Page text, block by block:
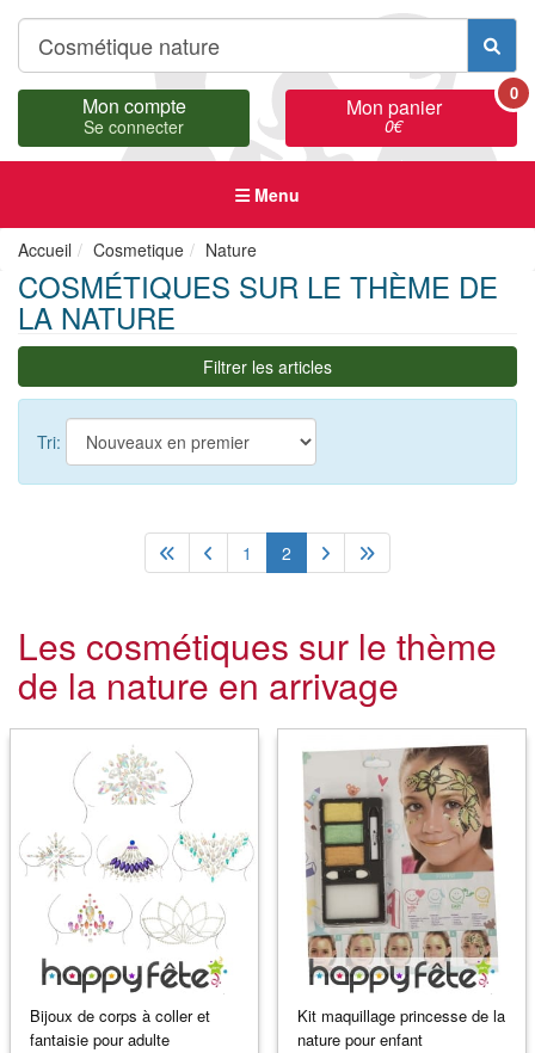
Mon compte
Se connecter
Mon panier
0€
0
Menu
Accueil Cosmetique Nature
COSMÉTIQUES SUR LE THÈME DE
LA NATURE
Filtrer les articles
Tri:
1 2
Les cosmétiques sur le thème
de la nature en arrivage
Bijoux de corps à coller et
fantaisie pour adulte
Kit maquillage princesse de la
nature pour enfant